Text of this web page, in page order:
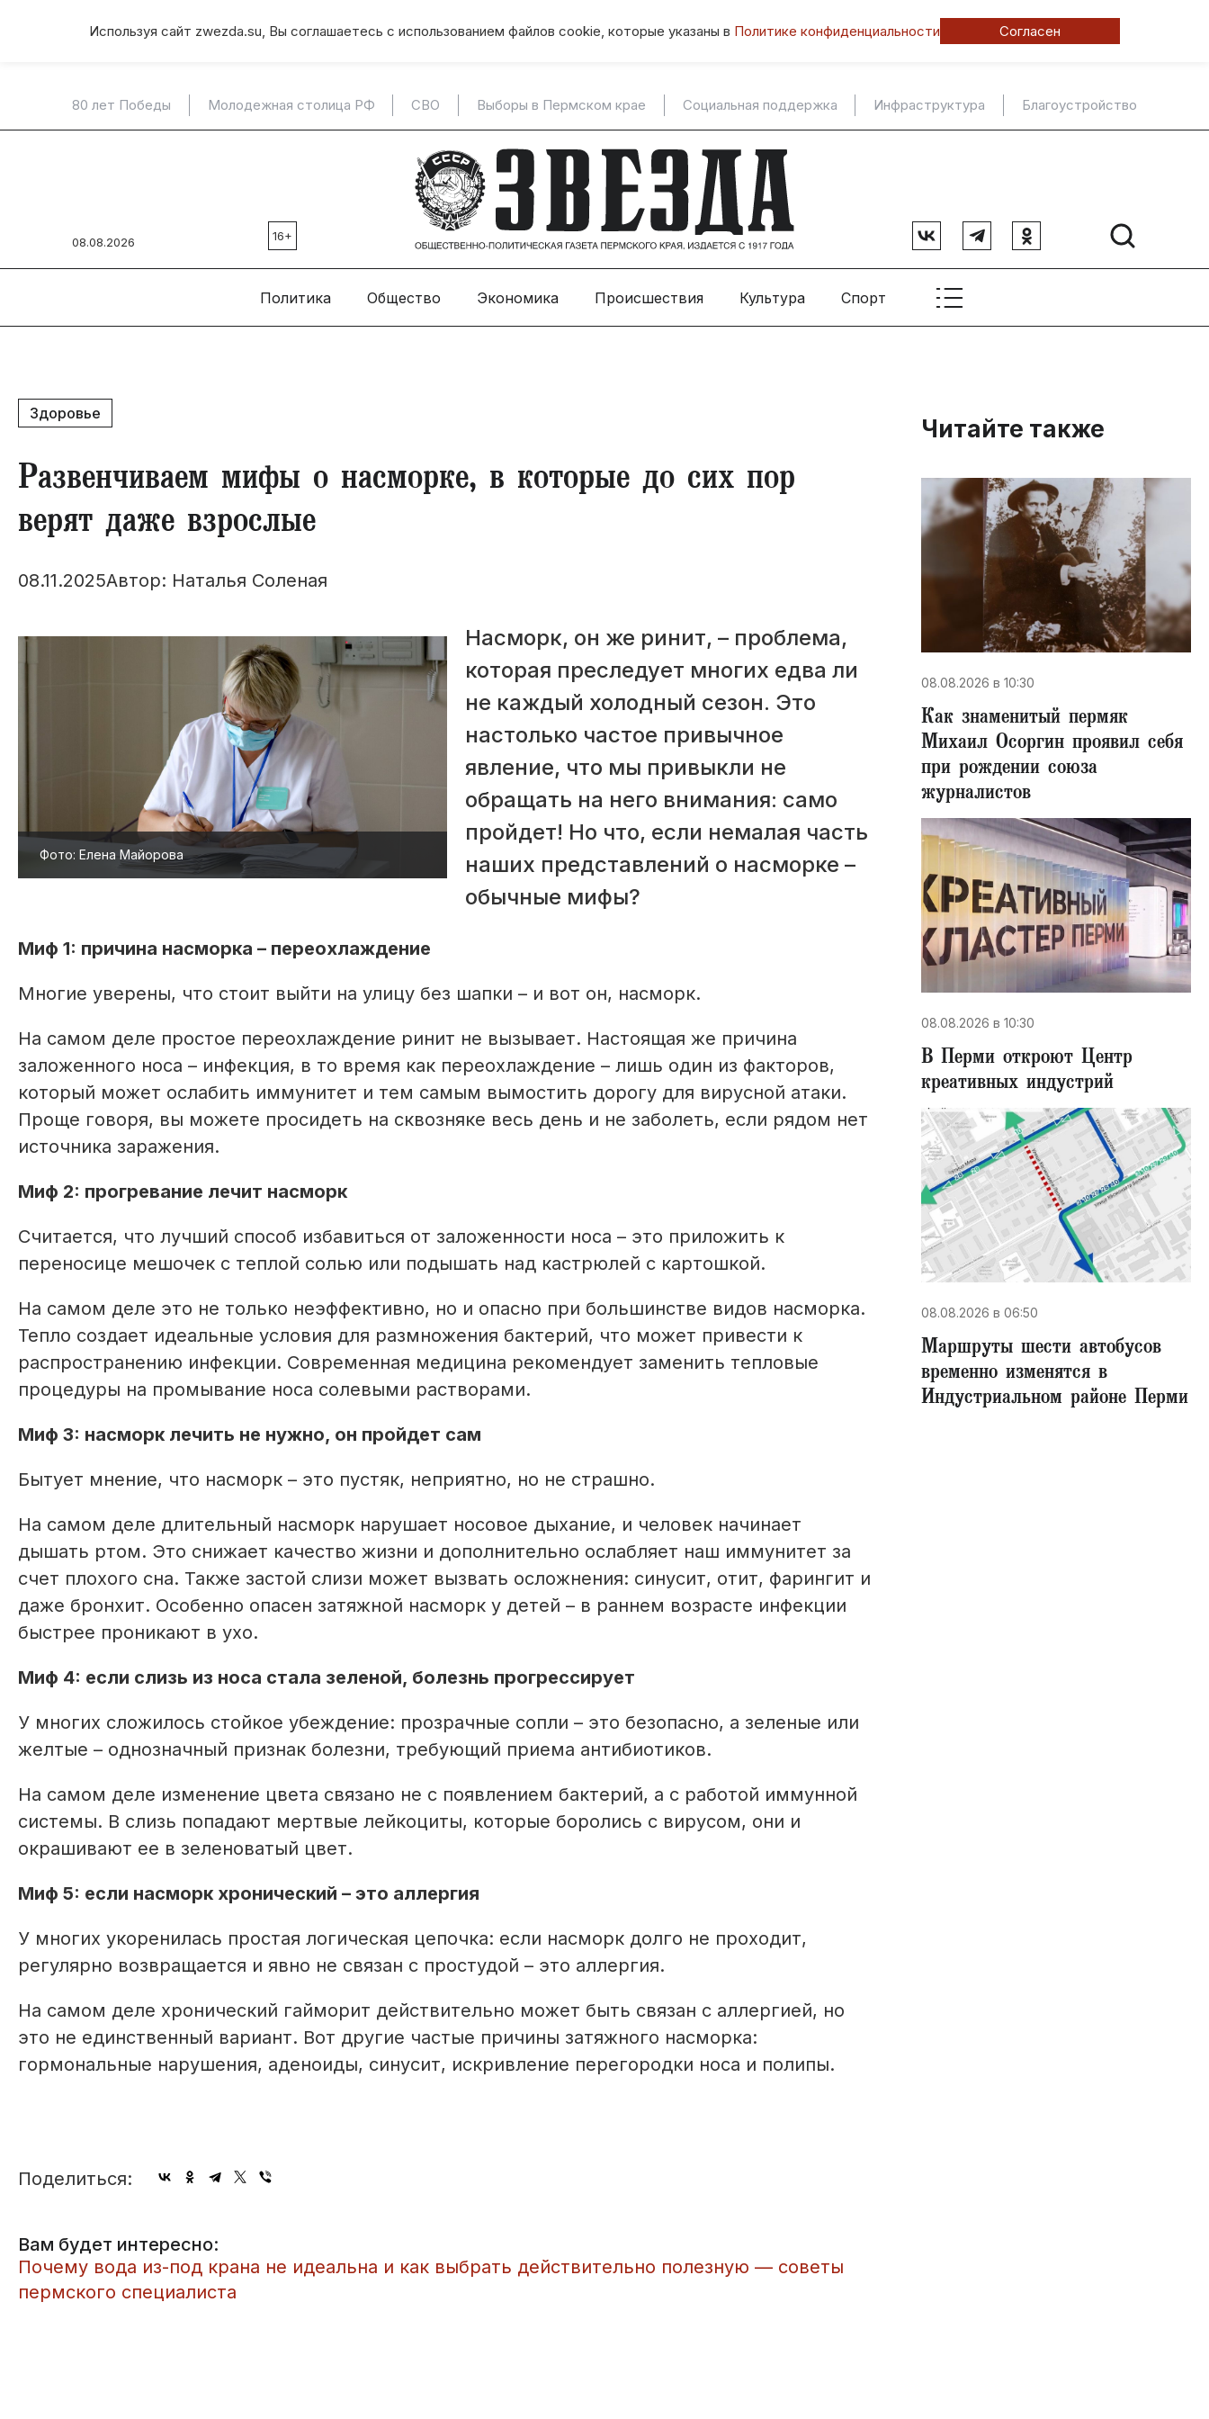
Используя сайт zwezda.su, Вы соглашаетесь с использованием файлов cookie, которые указаны в Политике конфиденциальности Согласен
80 лет Победы Молодежная столица РФ СВО Выборы в Пермском крае Социальная поддержка Инфраструктура Благоустройство
08.08.2026 16+
Политика Общество Экономика Происшествия Культура Спорт
Здоровье
Развенчиваем мифы о насморке, в которые до сих пор
верят даже взрослые
08.11.2025Автор: Наталья Соленая
Фото: Елена Майорова
​Насморк, он же ринит, – проблема,
которая преследует многих едва ли
не каждый холодный сезон. Это
настолько частое привычное
явление, что мы привыкли не
обращать на него внимания: само
пройдет! Но что, если немалая часть
наших представлений о насморке –
обычные мифы?
Миф 1: причина насморка – переохлаждение
Многие уверены, что стоит выйти на улицу без шапки – и вот он, насморк.
На самом деле простое переохлаждение ринит не вызывает. Настоящая же причина
заложенного носа – инфекция, в то время как переохлаждение – лишь один из факторов,
который может ослабить иммунитет и тем самым вымостить дорогу для вирусной атаки.
Проще говоря, вы можете просидеть на сквозняке весь день и не заболеть, если рядом нет
источника заражения.
Миф 2: прогревание лечит насморк
Считается, что лучший способ избавиться от заложенности носа – это приложить к
переносице мешочек с теплой солью или подышать над кастрюлей с картошкой.
На самом деле это не только неэффективно, но и опасно при большинстве видов насморка.
Тепло создает идеальные условия для размножения бактерий, что может привести к
распространению инфекции. Современная медицина рекомендует заменить тепловые
процедуры на промывание носа солевыми растворами.
Миф 3: насморк лечить не нужно, он пройдет сам
Бытует мнение, что на­сморк – это пустяк, неприятно, но не страшно.
На самом деле длительный насморк нарушает носовое дыхание, и человек начинает
дышать ртом. Это снижает качество жизни и дополнительно ослабляет наш иммунитет за
счет плохого сна. Также застой слизи может вызвать осложнения: синусит, отит, фарингит и
даже бронхит. Особенно опасен затяжной насморк у детей – в раннем возрасте инфекции
быстрее проникают в ухо.
Миф 4: если слизь из носа стала зеленой, болезнь прогрессирует
У многих сложилось стойкое убеждение: прозрачные сопли – это безопасно, а зеленые или
желтые – однозначный признак болезни, требующий приема антибиотиков.
На самом деле изменение цвета связано не с появлением бактерий, а с работой иммунной
системы. В слизь попадают мертвые лейкоциты, которые боролись с вирусом, они и
окрашивают ее в зеленоватый цвет.
Миф 5: если насморк хронический – это аллергия
У многих укоренилась простая логическая цепочка: если насморк долго не проходит,
регулярно возвращается и явно не связан с простудой – это аллергия.
На самом деле хронический гайморит действительно может быть связан с аллергией, но
это не единственный вариант. Вот другие частые причины затяжного насморка:
гормональные нарушения, аденоиды, синусит, искривление перегородки носа и полипы.
Поделиться:
Вам будет интересно:
Почему вода из-под крана не идеальна и как выбрать действительно полезную — советы
пермского специалиста
Читайте также
08.08.2026 в 10:30
​Как знаменитый пермяк
Михаил Осоргин проявил себя
при рождении союза
журналистов
08.08.2026 в 10:30
В Перми откроют Центр
креативных индустрий
08.08.2026 в 06:50
Маршруты шести автобусов
временно изменятся в
Индустриальном районе Перми